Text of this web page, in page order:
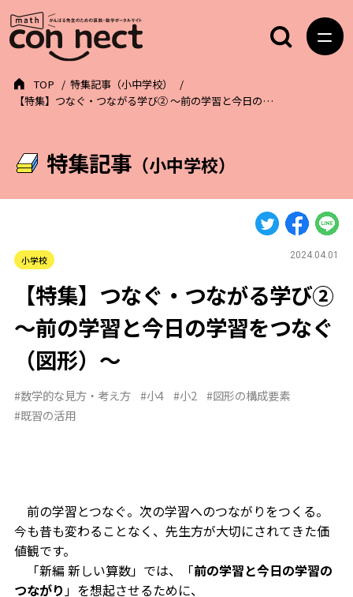
特集記事（小中学校）
TOP
特集記事（小中学校）
【特集】つなぐ・つながる学び② ～前の学習と今日の…
小学校 2024.04.01
【特集】つなぐ・つながる学び②
～前の学習と今日の学習をつなぐ
（図形）～
#数学的な見方・考え方 #小4 #小2
#図形の構成要素
#既習の活用
前の学習とつなぐ。次の学習へのつながりをつくる。
今も昔も変わることなく、先生方が大切にされてきた価
値観です。
「新編 新しい算数」では、「前の学習と今日の学習の
つながり 」を想起させるために、